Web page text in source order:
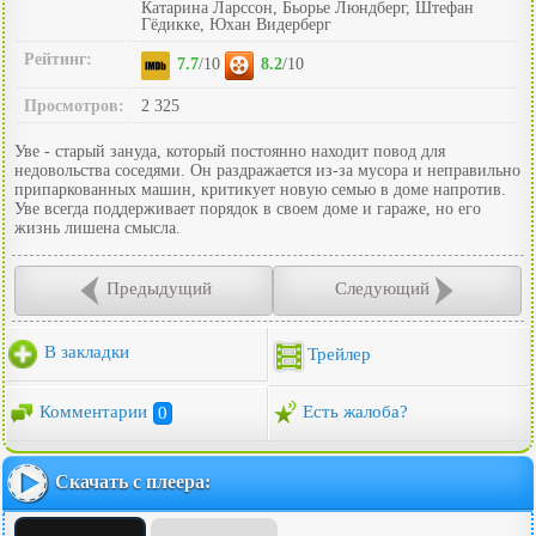
Катарина Ларссон, Бьорье Люндберг, Штефан
Гёдикке, Юхан Видерберг
Рейтинг:
7.7/10 8.2/10
Просмотров: 2 325
Уве - старый зануда, который постоянно находит повод для
недовольства соседями. Он раздражается из-за мусора и неправильно
припаркованных машин, критикует новую семью в доме напротив.
Уве всегда поддерживает порядок в своем доме и гараже, но его
жизнь лишена смысла.
Предыдущий Следующий
В закладки Трейлер
Комментарии 0 Есть жалоба?
Скачать с плеера: